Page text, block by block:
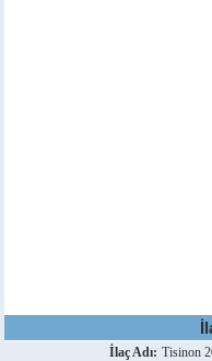
İlaç Adı: Tisinon